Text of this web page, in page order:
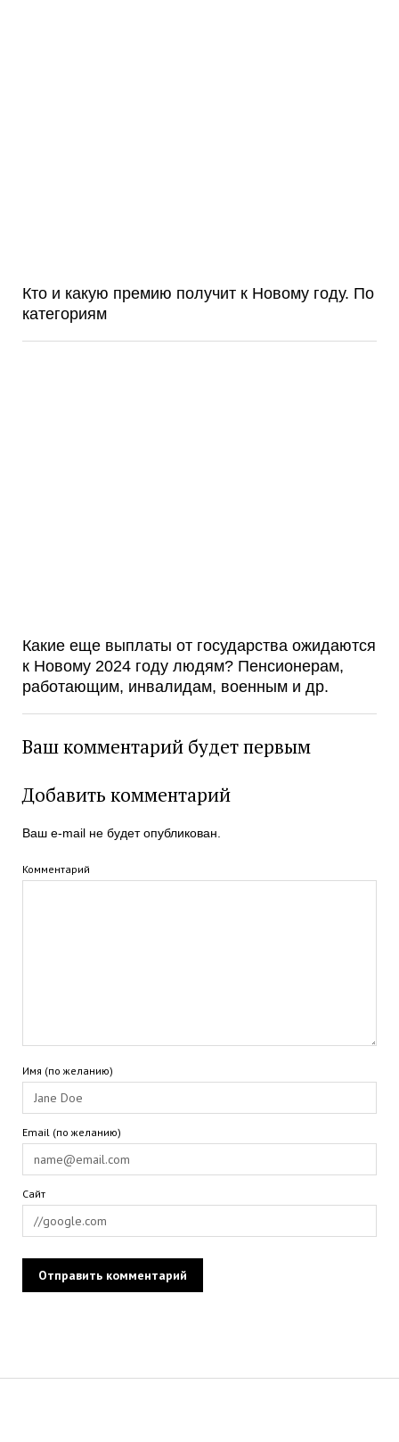
Кто и какую премию получит к Новому году. По
категориям
Какие еще выплаты от государства ожидаются
к Новому 2024 году людям? Пенсионерам,
работающим, инвалидам, военным и др.
Ваш комментарий будет первым
Добавить комментарий
Ваш e-mail не будет опубликован.
Комментарий
Имя (по желанию)
Email (по желанию)
Сайт